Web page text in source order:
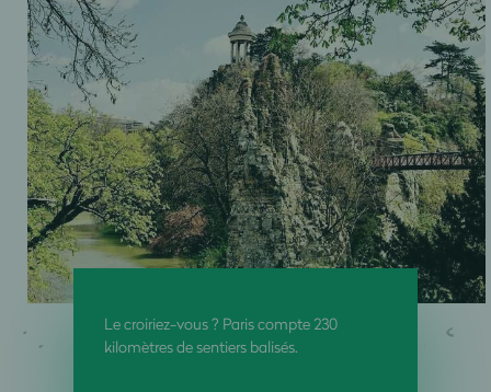
Le croiriez-vous ? Paris compte 230
kilomètres de sentiers balisés.